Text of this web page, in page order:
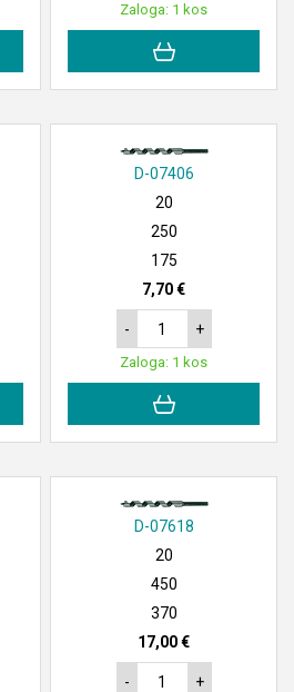
Zaloga: 1 kos
D-07406
20
250
175
7,70 €
- +
Zaloga: 1 kos
D-07618
20
450
370
17,00 €
- +